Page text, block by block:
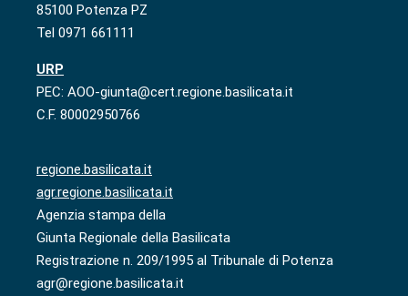
85100 Potenza PZ
Tel 0971 661111
URP
PEC: AOO-giunta@cert.regione.basilicata.it
C.F. 80002950766
regione.basilicata.it
agr.regione.basilicata.it
Agenzia stampa della
Giunta Regionale della Basilicata
Registrazione n. 209/1995 al Tribunale di Potenza
agr@regione.basilicata.it